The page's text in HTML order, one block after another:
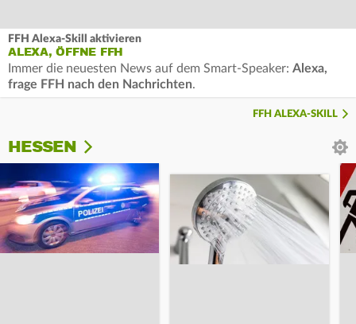
FFH Alexa-Skill aktivieren
ALEXA, ÖFFNE FFH
Immer die neuesten News auf dem Smart-Speaker: Alexa,
frage FFH nach den Nachrichten.
FFH ALEXA-SKILL
HESSEN